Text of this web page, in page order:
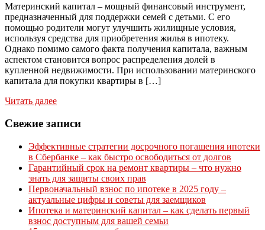
Материнский капитал – мощный финансовый инструмент,
предназначенный для поддержки семей с детьми. С его
помощью родители могут улучшить жилищные условия,
используя средства для приобретения жилья в ипотеку.
Однако помимо самого факта получения капитала, важным
аспектом становится вопрос распределения долей в
купленной недвижимости. При использовании материнского
капитала для покупки квартиры в […]
Читать далее
Свежие записи
Эффективные стратегии досрочного погашения ипотеки
в Сбербанке – как быстро освободиться от долгов
Гарантийный срок на ремонт квартиры – что нужно
знать для защиты своих прав
Первоначальный взнос по ипотеке в 2025 году –
актуальные цифры и советы для заемщиков
Ипотека и материнский капитал – как сделать первый
взнос доступным для вашей семьи